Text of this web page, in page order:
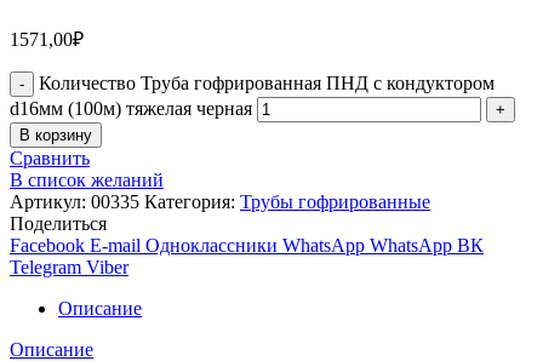
1571,00₽
Количество Труба гофрированная ПНД с кондуктором
d16мм (100м) тяжелая черная
В корзину
Сравнить
В список желаний
Артикул: 00335 Категория: Трубы гофрированные
Поделиться
Facebook E-mail Одноклассники WhatsApp WhatsApp ВК
Telegram Viber
Описание
Описание